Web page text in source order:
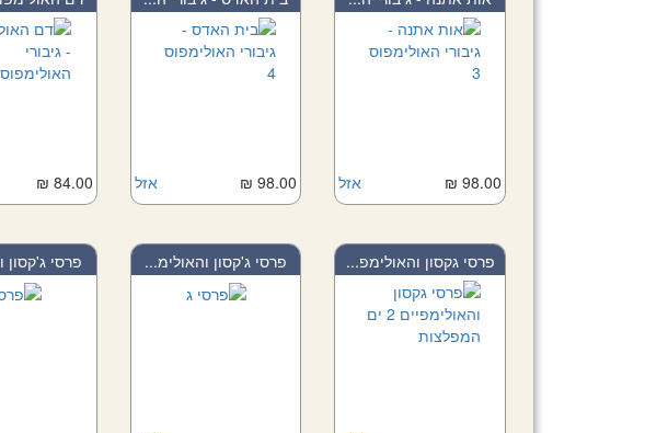
אזל 98.00 ₪ אזל 98.00 ₪
84.00 ₪
פרסי גקסון והאולימפ... פרסי ג'קסון והאולימ... פרסי ג'קסון